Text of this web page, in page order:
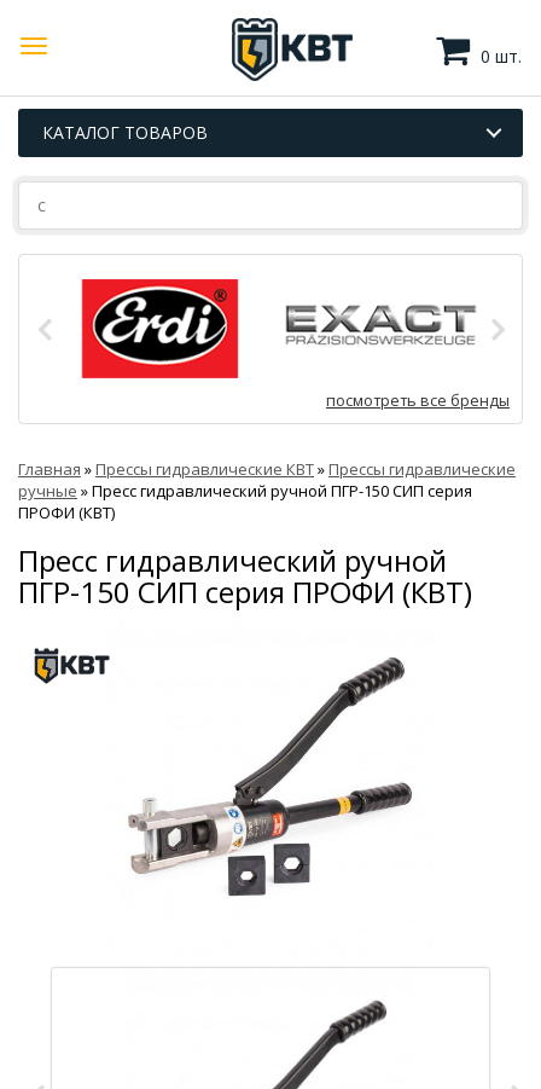
0 шт.
КАТАЛОГ ТОВАРОВ
посмотреть все бренды
Главная »Прессы гидравлические КВТ»Прессы гидравлические
ручные »Пресс гидравлический ручной ПГР-150 СИП серия
ПРОФИ (КВТ)
Пресс гидравлический ручной
ПГР-150 СИП серия ПРОФИ (КВТ)